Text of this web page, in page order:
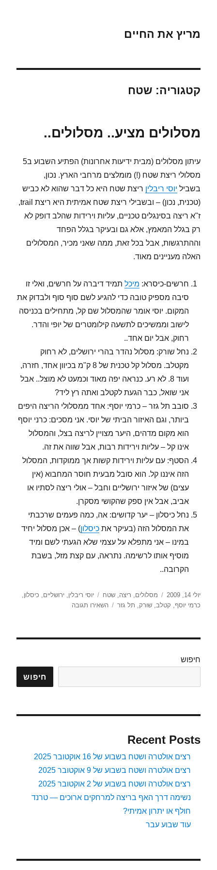
מריץ את החיים
קטגוריה: שטח
מסלולים מציע.. מסלולים..
עיתון מסלולים (מבית ידיעות אחרונות) הפתיע השבוע ב5
מסלולי ריצת שטח (!) מומלצים מרחבי הארץ. נכון,
בשביל יוסי ריבלין ריצת שטח היא כל דבר שהוא לא כביש
(טכנית, נכון) – ובשבילי ריצת שטח אמיתית היא ריצת trail,
ז"א ריצה בסינגלים טכניים, עליות וירידות שהלב דופק לא
רק בגלל המאמץ, אלא גם ובעיקר בגלל הפחד
וההתרגשות, אבל בכל זאת, ממה שאני מכיר, המסלולים
האלה מעניינים מאוד.
חרשים-כיסרא: מיכל תמיד דיברה על חרשים, ואלי זו
סיבה מספיק טובה כדי להגיע לשם סוף סוף ולבדוק את
המקום. יוסי אומר שהמסלול שם קל, מתחילים בכניסה
לישוב וממשיכים לתשעה קילומטרים של יופי והדר.
רחוק, אבל יום אחד..
נחל שורק: מסלול נהדר בהרי ירושלים, לא רחוק
מקטלב. מסלול קל טכנית של 8 ק"מ בכיוון אחד, חזרה,
ועוד 8. לא רע. כנראה יפה מאוד וכמעט לא מוצל.. אבל
אני שואל, כבר הגעת לקטלב ואתה רץ ליד?
סובב תל גזר – כרמי יוסף: אחד ממסלולי הריצה היפים
ביותר, וגם האיזור הביתי של יוסי. אני מסכים: כרני יוסף
הוא מקום מדהים, היער מצויין לריצה בצל, והמסלול
אינו קל – עליות וירידות רבות, אבל שווה את זה.
הסטף: עם עליות וירידות קשות אך ממוקדות, המסלול
הזה איננו קל. הוא סובל מבעית חוסר המחבוא (אין
עצים) של איזור ירושליים וחבל – אולי ריצה לסתיו או
אביב, אבל אין ספק שהקושי מסקרן.
נחל כיסלון – יער קדושים: אה, כמה פעמים שרכבתי
את המסלול הזה (בעיקר אתכיסלון) – אכן מסלול יחיד
במינו – אני מתפלא על עצמי שלא הגעתי לשם ומיד
מוסיף אותו לרשימה. נתראה, עם קצת מזל, בשבת
הקרובה..
פורסם
בתאריך
יולי 14, 2009 קטגוריות
מסלולים, ריצה,שטח תגיות
יוסי ריבלין,ירושליים, כיסלון,
כרמי יוסף, קטלב,שורק, תל גזר השאירו תגובה
חיפוש
חיפוש
Recent Posts
רצים אולטרה ושטח בשבוע של 16 אוקטובר 2025
רצים אולטרה ושטח בשבוע של 9 אוקטובר 2025
רצים אולטרה ושטח בשבוע של 2 אוקטובר 2025
נשימה דרך האף בריצה למרחקים ארוכים — טרנד
חולף או יתרון אמיתי?
עוד שבוע עבר